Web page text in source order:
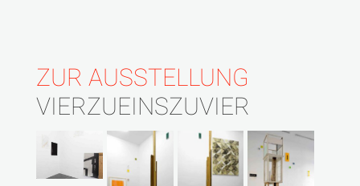
ZUR AUSSTELLUNG
VIERZUEINSZUVIER